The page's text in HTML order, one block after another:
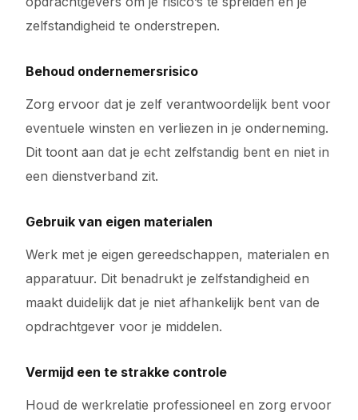
zelfstandigheid te onderstrepen.
Behoud ondernemersrisico
Zorg ervoor dat je zelf verantwoordelijk bent voor
eventuele winsten en verliezen in je onderneming.
Dit toont aan dat je echt zelfstandig bent en niet in
een dienstverband zit.
Gebruik van eigen materialen
Werk met je eigen gereedschappen, materialen en
apparatuur. Dit benadrukt je zelfstandigheid en
maakt duidelijk dat je niet afhankelijk bent van de
opdrachtgever voor je middelen.
Vermijd een te strakke controle
Houd de werkrelatie professioneel en zorg ervoor